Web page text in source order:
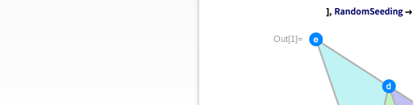
Out[1]=